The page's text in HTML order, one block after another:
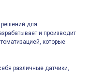
для
и производит
которые
различные датчики,